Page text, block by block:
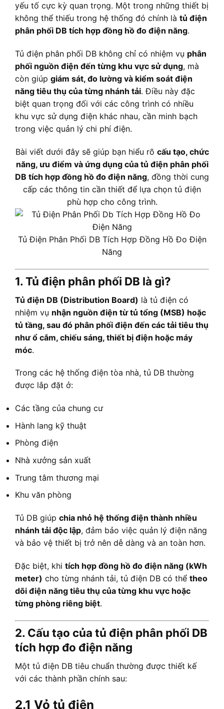
yếu tố cực kỳ quan trọng. Một trong những thiết bị
không thể thiếu trong hệ thống đó chính là tủ điện
phân phối DB tích hợp đồng hồ đo điện năng.
Tủ điện phân phối DB không chỉ có nhiệm vụ phân
phối nguồn điện đến từng khu vực sử dụng, mà
còn giúp giám sát, đo lường và kiểm soát điện
năng tiêu thụ của từng nhánh tải. Điều này đặc
biệt quan trọng đối với các công trình có nhiều
khu vực sử dụng điện khác nhau, cần minh bạch
trong việc quản lý chi phí điện.
Bài viết dưới đây sẽ giúp bạn hiểu rõ cấu tạo, chức
năng, ưu điểm và ứng dụng của tủ điện phân phối
DB tích hợp đồng hồ đo điện năng, đồng thời cung
cấp các thông tin cần thiết để lựa chọn tủ điện
phù hợp cho công trình.
Tủ Điện Phân Phối DB Tích Hợp Đồng Hồ Đo Điện
Năng
1. Tủ điện phân phối DB là gì?
Tủ điện DB (Distribution Board) là tủ điện có
nhiệm vụ nhận nguồn điện từ tủ tổng (MSB) hoặc
tủ tầng, sau đó phân phối điện đến các tải tiêu thụ
như ổ cắm, chiếu sáng, thiết bị điện hoặc máy
móc.
Trong các hệ thống điện tòa nhà, tủ DB thường
được lắp đặt ở:
Các tầng của chung cư
Hành lang kỹ thuật
Phòng điện
Nhà xưởng sản xuất
Trung tâm thương mại
Khu văn phòng
Tủ DB giúp chia nhỏ hệ thống điện thành nhiều
nhánh tải độc lập, đảm bảo việc quản lý điện năng
và bảo vệ thiết bị trở nên dễ dàng và an toàn hơn.
Đặc biệt, khi tích hợp đồng hồ đo điện năng (kWh
meter) cho từng nhánh tải, tủ điện DB có thể theo
dõi điện năng tiêu thụ của từng khu vực hoặc
từng phòng riêng biệt.
2. Cấu tạo của tủ điện phân phối DB
tích hợp đo điện năng
Một tủ điện DB tiêu chuẩn thường được thiết kế
với các thành phần chính sau:
2.1 Vỏ tủ điện